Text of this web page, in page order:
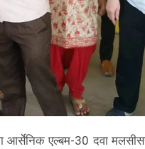
आर्सेनिक एल्बम-30 दवा